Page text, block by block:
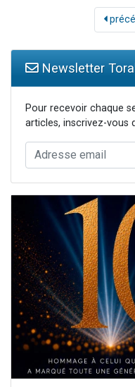
Newsletter
Pour recevoir chaque
articles, inscrivez-vous